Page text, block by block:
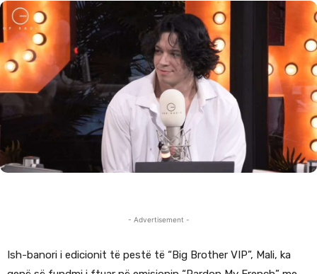
- Advertisement -
Ish-banori i edicionit të pestë të “Big Brother VIP”, Mali, ka